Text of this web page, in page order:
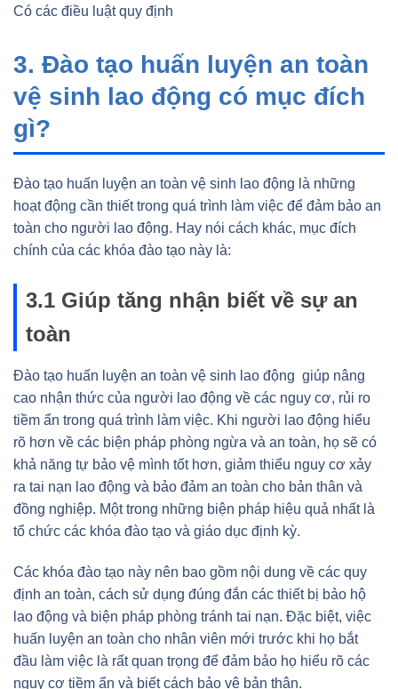
Có các điều luật quy định
3. Đào tạo huấn luyện an toàn
vệ sinh lao động có mục đích
gì?
Đào tạo huấn luyện an toàn vệ sinh lao động là những
hoạt động cần thiết trong quá trình làm việc để đảm bảo an
toàn cho người lao động. Hay nói cách khác, mục đích
chính của các khóa đào tạo này là:
3.1 Giúp tăng nhận biết về sự an
toàn
Đào tạo huấn luyện an toàn vệ sinh lao động giúp nâng
cao nhận thức của người lao động về các nguy cơ, rủi ro
tiềm ẩn trong quá trình làm việc. Khi người lao động hiểu
rõ hơn về các biện pháp phòng ngừa và an toàn, họ sẽ có
khả năng tự bảo vệ mình tốt hơn, giảm thiểu nguy cơ xảy
ra tai nạn lao động và bảo đảm an toàn cho bản thân và
đồng nghiệp. Một trong những biện pháp hiệu quả nhất là
tổ chức các khóa đào tạo và giáo dục định kỳ.
Các khóa đào tạo này nên bao gồm nội dung về các quy
định an toàn, cách sử dụng đúng đắn các thiết bị bảo hộ
lao động và biện pháp phòng tránh tai nạn. Đặc biệt, việc
huấn luyện an toàn cho nhân viên mới trước khi họ bắt
đầu làm việc là rất quan trọng để đảm bảo họ hiểu rõ các
nguy cơ tiềm ẩn và biết cách bảo vệ bản thân.